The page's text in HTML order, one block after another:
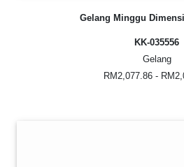
Gelang Minggu
KK-035556
Gelang
RM2,077.86 -